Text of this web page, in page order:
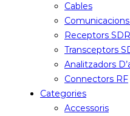
Cables
Receptors SDR
Transceptors
Analitzadors
Connectors RF
Categories
Accessoris